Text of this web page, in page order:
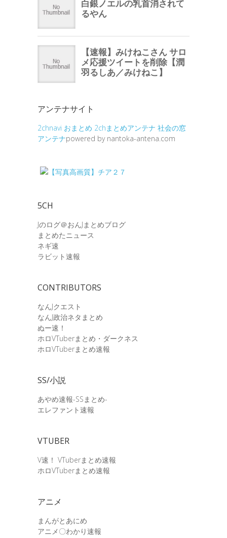
アンテナサイト
2chnavi おまとめ 2chまとめアンテナ 社会の窓
アンテナpowered by nantoka-antena.com
5CH
Jのログ＠おんJまとめブログ
まとめたニュース
ネギ速
ラビット速報
CONTRIBUTORS
なんJクエスト
なんJ政治ネタまとめ
ぬー速！
ホロVTuberまとめ・ダークネス
ホロVTuberまとめ速報
SS/小説
あやめ速報-SSまとめ-
エレファント速報
VTUBER
V速！ VTuberまとめ速報
ホロVTuberまとめ速報
アニメ
まんがとあにめ
アニメ〇わかり速報